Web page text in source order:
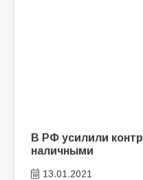
В РФ усилили
наличными
13.01.2021